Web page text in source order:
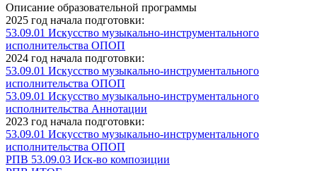
Описание образовательной программы
2025 год начала подготовки:
53.09.01 Искусство музыкально-инструментального
исполнительства ОПОП
2024 год начала подготовки:
53.09.01 Искусство музыкально-инструментального
исполнительства ОПОП
53.09.01 Искусство музыкально-инструментального
исполнительства Аннотации
2023 год начала подготовки:
53.09.01 Искусство музыкально-инструментального
исполнительства ОПОП
РПВ 53.09.03 Иск-во композиции